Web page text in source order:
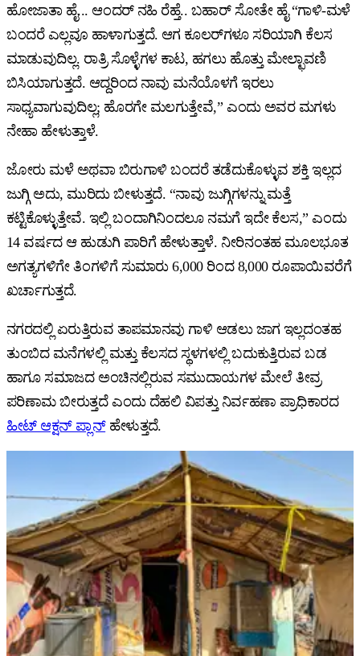
ಹೋಜಾತಾ ಹೈ... ಆಂದರ್ ನಹಿ ರೆಹ್ತೆ.. ಬಹಾರ್ ಸೋತೇ ಹೈ “ಗಾಳಿ-ಮಳೆ
ಬಂದರೆ ಎಲ್ಲವೂ ಹಾಳಾಗುತ್ತದೆ. ಆಗ ಕೂಲರ್‌ಗಳೂ ಸರಿಯಾಗಿ ಕೆಲಸ
ಮಾಡುವುದಿಲ್ಲ. ರಾತ್ರಿ ಸೊಳ್ಳೆಗಳ ಕಾಟ, ಹಗಲು ಹೊತ್ತು ಮೇಲ್ಛಾವಣಿ
ಬಿಸಿಯಾಗುತ್ತದೆ. ಆದ್ದರಿಂದ ನಾವು ಮನೆಯೊಳಗೆ ಇರಲು
ಸಾಧ್ಯವಾಗುವುದಿಲ್ಲ; ಹೊರಗೇ ಮಲಗುತ್ತೇವೆ,” ಎಂದು ಅವರ ಮಗಳು
ನೇಹಾ ಹೇಳುತ್ತಾಳೆ.
ಜೋರು ಮಳೆ ಅಥವಾ ಬಿರುಗಾಳಿ ಬಂದರೆ ತಡೆದುಕೊಳ್ಳುವ ಶಕ್ತಿ ಇಲ್ಲದ
ಜುಗ್ಗಿ ಅದು, ಮುರಿದು ಬೀಳುತ್ತದೆ. “ನಾವು ಜುಗ್ಗಿಗಳನ್ನು ಮತ್ತೆ
ಕಟ್ಟಿಕೊಳ್ಳುತ್ತೇವೆ. ಇಲ್ಲಿ ಬಂದಾಗಿನಿಂದಲೂ ನಮಗೆ ಇದೇ ಕೆಲಸ,” ಎಂದು
14 ವರ್ಷದ ಆ ಹುಡುಗಿ ಪಾರಿಗೆ ಹೇಳುತ್ತಾಳೆ. ನೀರಿನಂತಹ ಮೂಲಭೂತ
ಅಗತ್ಯಗಳಿಗೇ ತಿಂಗಳಿಗೆ ಸುಮಾರು 6,000 ರಿಂದ 8,000 ರೂಪಾಯಿವರೆಗೆ
ಖರ್ಚಾಗುತ್ತದೆ.
ನಗರದಲ್ಲಿ ಏರುತ್ತಿರುವ ತಾಪಮಾನವು ಗಾಳಿ ಆಡಲು ಜಾಗ ಇಲ್ಲದಂತಹ
ತುಂಬಿದ ಮನೆಗಳಲ್ಲಿ ಮತ್ತು ಕೆಲಸದ ಸ್ಥಳಗಳಲ್ಲಿ ಬದುಕುತ್ತಿರುವ ಬಡ
ಹಾಗೂ ಸಮಾಜದ ಅಂಚಿನಲ್ಲಿರುವ ಸಮುದಾಯಗಳ ಮೇಲೆ ತೀವ್ರ
ಪರಿಣಾಮ ಬೀರುತ್ತದೆ ಎಂದು ದೆಹಲಿ ವಿಪತ್ತು ನಿರ್ವಹಣಾ ಪ್ರಾಧಿಕಾರದ
ಹೀಟ್ ಆಕ್ಷನ್ ಪ್ಲಾನ್ಹೇಳುತ್ತದೆ.